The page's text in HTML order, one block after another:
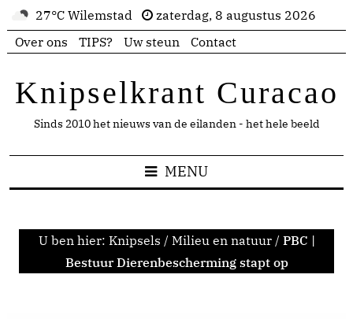
27°C Wilemstad
zaterdag, 8 augustus 2026
Over ons
TIPS? Uw steun Contact
Knipselkrant Curacao
Sinds 2010 het nieuws van de eilanden - het hele beeld
MENU
U ben hier: Knipsels / Milieu en natuur / PBC |
Bestuur Dierenbescherming stapt op